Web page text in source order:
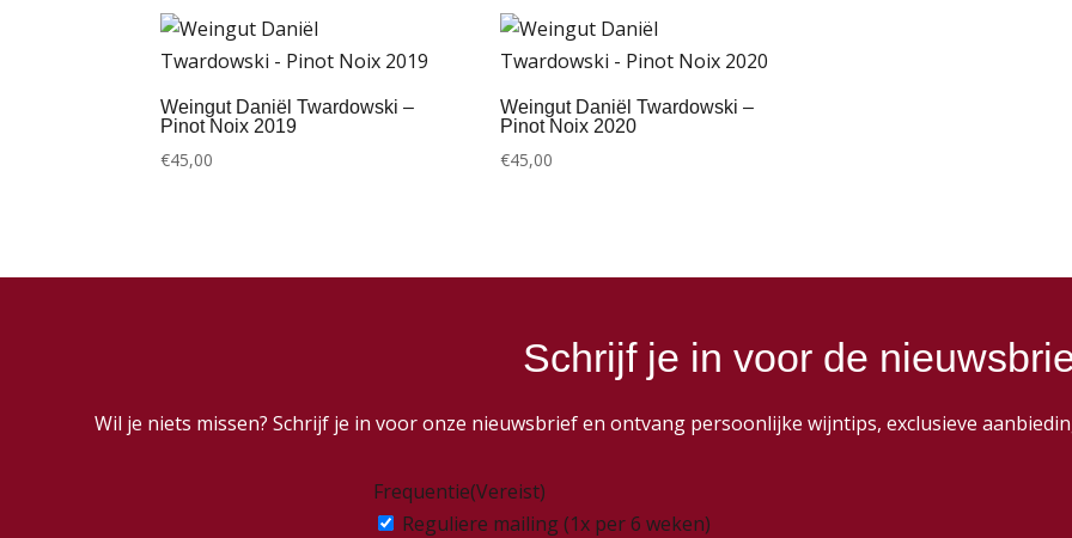
Weingut Daniël Twardowski –
Pinot Noix 2019
€45,00
Weingut Daniël Twardowski –
Pinot Noix 2020
€45,00
Schrijf je in voor de
Wil je niets missen? Schrijf je in voor onze nieuwsbrief en ontvang persoonlijke wijntips, exclusieve
Frequentie(Vereist)
Reguliere mailing (1x per 6 weken)